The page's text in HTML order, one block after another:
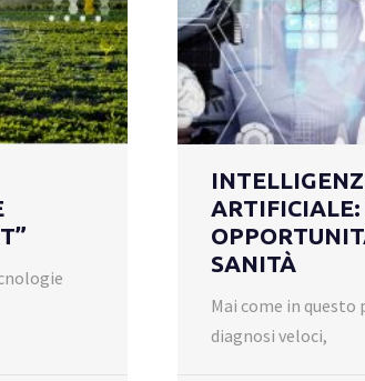
ARTIFICIALE:
SANITÀ
Mai come in questo
diagnosi veloci,